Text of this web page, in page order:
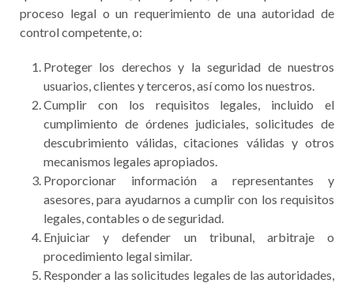
proceso legal o un requerimiento de una autoridad de
control competente, o:
Proteger los derechos y la seguridad de nuestros
usuarios, clientes y terceros, así como los nuestros.
Cumplir con los requisitos legales, incluido el
cumplimiento de órdenes judiciales, solicitudes de
descubrimiento válidas, citaciones válidas y otros
mecanismos legales apropiados.
Proporcionar información a representantes y
asesores, para ayudarnos a cumplir con los requisitos
legales, contables o de seguridad.
Enjuiciar y defender un tribunal, arbitraje o
procedimiento legal similar.
Responder a las solicitudes legales de las autoridades,